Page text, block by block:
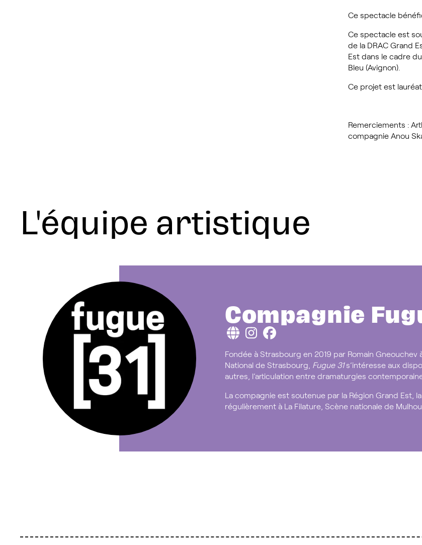
Ce spectacle
Ce spectacle est
de la DRAC Grand
Est dans le cadre
Bleu (Avignon).
Ce projet est
Remerciements :
compagnie Anou
L'équipe artistique
Compagnie
Fondée à Strasbourg en 2019 par Romain Gneouchev
National de Strasbourg, Fugue 31s’intéresse aux
autres, l’articulation entre dramaturgies
La compagnie est soutenue par la Région Grand Est,
régulièrement à La Filature, Scène nationale de